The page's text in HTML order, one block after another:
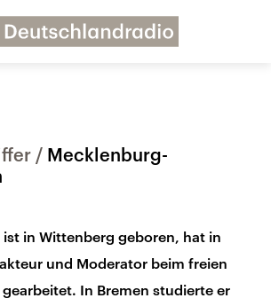
Veranstaltungen
Mecklenburg-
in Wittenberg geboren, hat in
und Moderator beim freien
gearbeitet. In Bremen studierte er